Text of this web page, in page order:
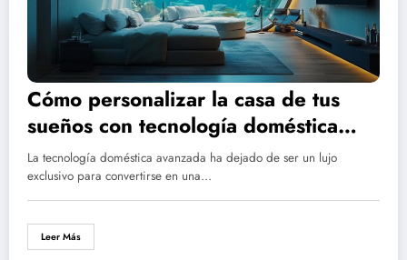
Cómo personalizar la casa de tus
sueños con tecnología doméstica
avanzada
La tecnología doméstica avanzada ha dejado de ser un lujo
exclusivo para convertirse en una…
Leer Más